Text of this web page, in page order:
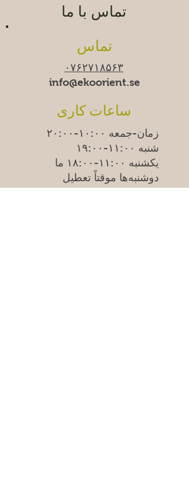
تماس با ما
تماس
۰۷۶۲۷۱۸۵۶۳
info@ekoorient.se
ساعات کاری
زمان-جمعه ۱۰:۰۰-۲۰:۰۰
شنبه ۱۱:۰۰-۱۹:۰۰
یکشنبه ۱۱:۰۰-۱۸:۰۰
ما
دوشنبه‌ها موقتاً تعطیل